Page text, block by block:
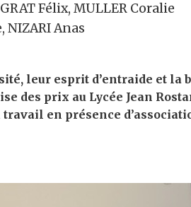
Félix, MULLER Coralie
NIZARI Anas
leur esprit d’entraide et la
des prix au Lycée Jean
en présence